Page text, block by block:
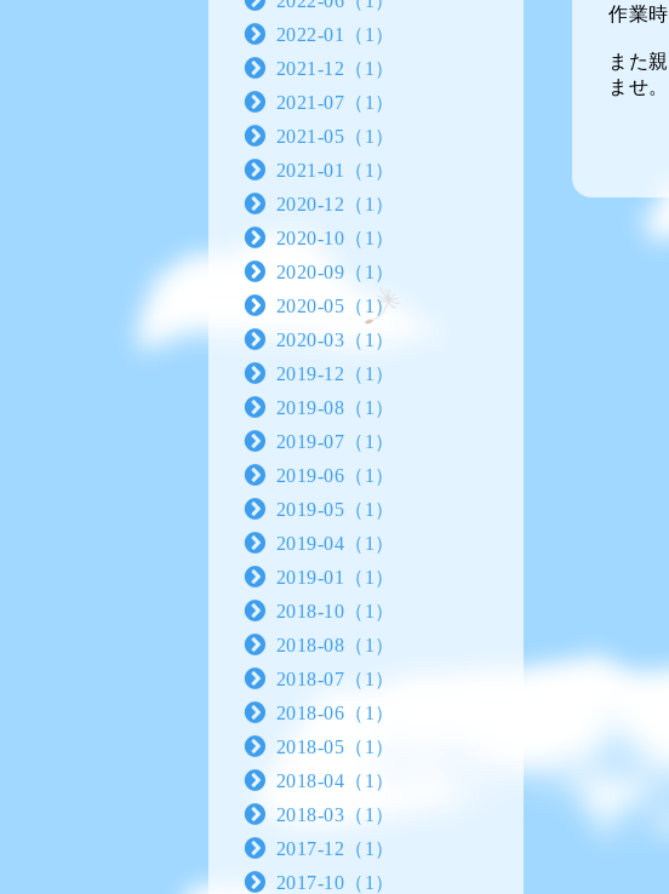
作業
また
ませ。
2022-01（1）
2021-12（1）
2021-07（1）
2021-05（1）
2021-01（1）
2020-12（1）
2020-10（1）
2020-09（1）
2020-05（1）
2020-03（1）
2019-12（1）
2019-08（1）
2019-07（1）
2019-06（1）
2019-05（1）
2019-04（1）
2019-01（1）
2018-10（1）
2018-08（1）
2018-07（1）
2018-06（1）
2018-05（1）
2018-04（1）
2018-03（1）
2017-12（1）
2017-10（1）